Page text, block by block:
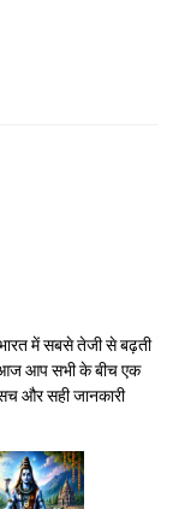
में सबसे तेजी से बढ़ती
आज आप सभी के बीच एक
और सही जानकारी